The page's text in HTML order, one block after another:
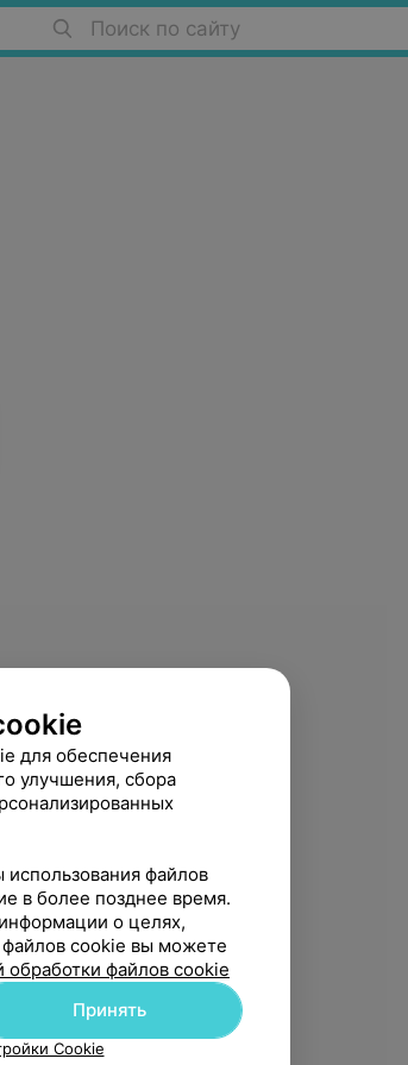
Поиск по сайту
лямблий суммарные IgA, IgM,
для обеспечения
улучшения, сбора
файлов
в более позднее время.
о целях,
файлов cookie вы можете
обработки файлов cookie
Принять
Cookie